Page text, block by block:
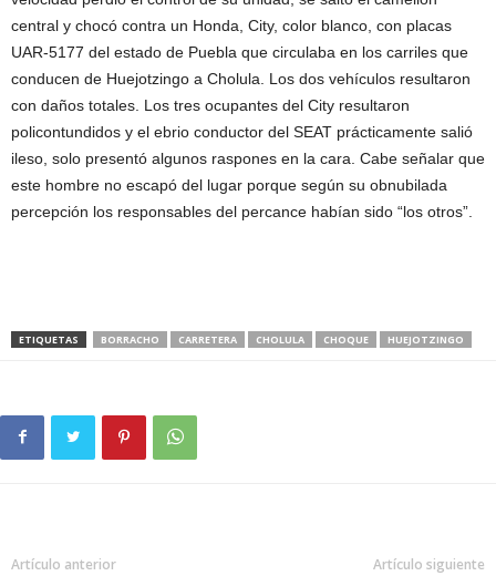
central y chocó contra un Honda, City, color blanco, con placas
UAR-5177 del estado de Puebla que circulaba en los carriles que
conducen de Huejotzingo a Cholula. Los dos vehículos resultaron
con daños totales. Los tres ocupantes del City resultaron
policontundidos y el ebrio conductor del SEAT prácticamente salió
ileso, solo presentó algunos raspones en la cara. Cabe señalar que
este hombre no escapó del lugar porque según su obnubilada
percepción los responsables del percance habían sido “los otros”.
ETIQUETAS BORRACHO CARRETERA CHOLULA CHOQUE HUEJOTZINGO
Artículo anterior Artículo siguiente